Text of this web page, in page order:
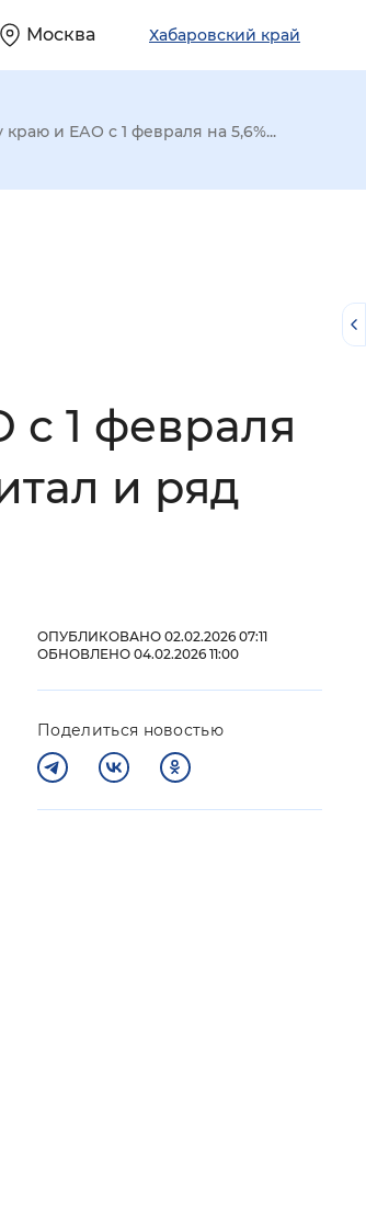
Москва Хабаровский край
и ЕАО с 1 февраля на 5,6%...
1 февраля
и ряд
ОПУБЛИКОВАНО 02.02.2026 07:11
ОБНОВЛЕНО 04.02.2026 11:00
Поделиться новостью